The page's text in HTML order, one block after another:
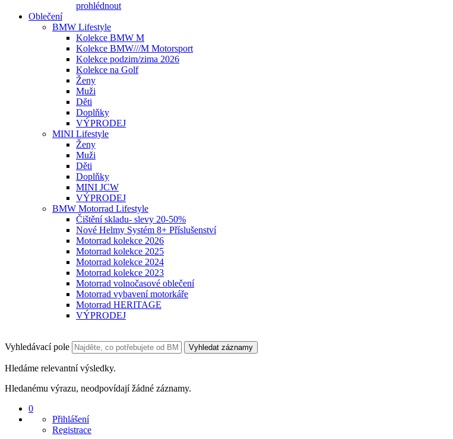
prohlédnout
Oblečení
BMW Lifestyle
Kolekce BMW M
Kolekce BMW///M Motorsport
Kolekce podzim/zima 2026
Kolekce na Golf
Ženy
Muži
Děti
Doplňky
VÝPRODEJ
MINI Lifestyle
Ženy
Muži
Děti
Doplňky
MINI JCW
VÝPRODEJ
BMW Motorrad Lifestyle
Čištění skladu- slevy 20-50%
Nové Helmy Systém 8+ Příslušenství
Motorrad kolekce 2026
Motorrad kolekce 2025
Motorrad kolekce 2024
Motorrad kolekce 2023
Motorrad volnočasové oblečení
Motorrad vybavení motorkáře
Motorrad HERITAGE
VÝPRODEJ
Vyhledávací pole Vyhledat záznamy
Hledáme relevantní výsledky.
Hledanému výrazu, neodpovídají žádné záznamy.
0
Přihlášení
Registrace